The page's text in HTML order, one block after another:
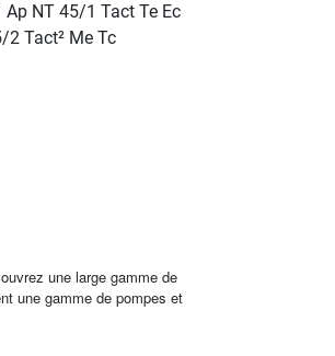
NT 45/1 Tact Te Ec
Tact² Me Tc
une large gamme de
une gamme de pompes et